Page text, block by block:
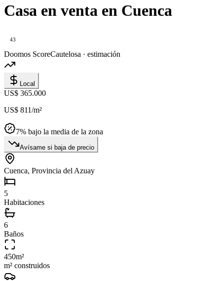
Casa en venta en Cuenca
43
Doomos ScoreCautelosa · estimación
Local
US$ 365.000
US$ 811/m²
7% bajo la media de la zona
Avísame si baja de precio
Cuenca, Provincia del Azuay
5
Habitaciones
6
Baños
450m²
m² construidos